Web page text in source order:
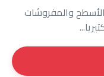
الأسطح والمفروشات